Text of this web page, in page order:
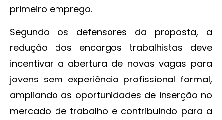
primeiro emprego.
Segundo os defensores da proposta, a
redução dos encargos trabalhistas deve
incentivar a abertura de novas vagas para
jovens sem experiência profissional formal,
ampliando as oportunidades de inserção no
mercado de trabalho e contribuindo para a